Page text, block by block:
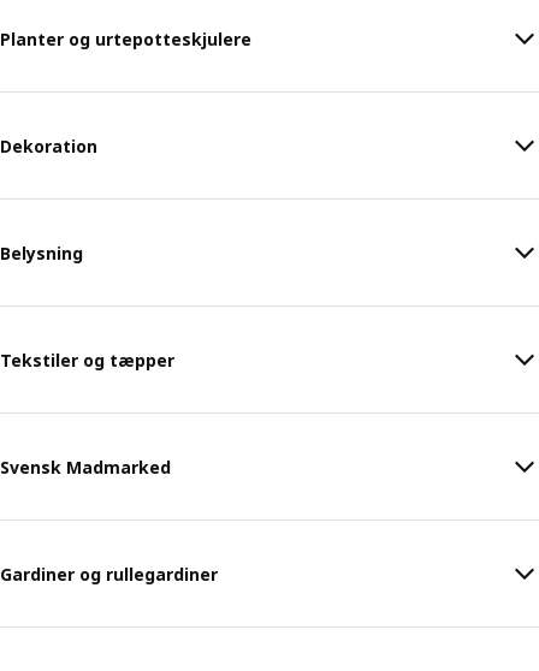
Planter og urtepotteskjulere
Dekoration
Belysning
Tekstiler og tæpper
Svensk Madmarked
Gardiner og rullegardiner